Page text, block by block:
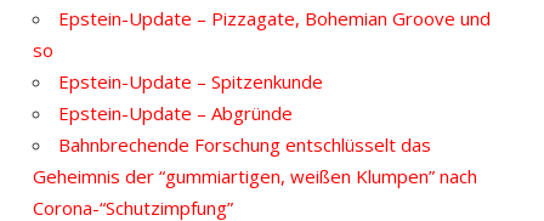
Epstein-Update – Pizzagate, Bohemian Groove und
so
Epstein-Update – Spitzenkunde
Epstein-Update – Abgründe
Bahnbrechende Forschung entschlüsselt das
Geheimnis der “gummiartigen, weißen Klumpen” nach
Corona-“Schutzimpfung”